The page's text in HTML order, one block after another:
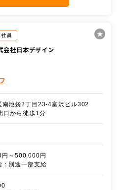
員
会社日本デザイン
南池袋2丁目23-4富沢ビル302
口から徒歩1分
～500,000円
別途一部支給